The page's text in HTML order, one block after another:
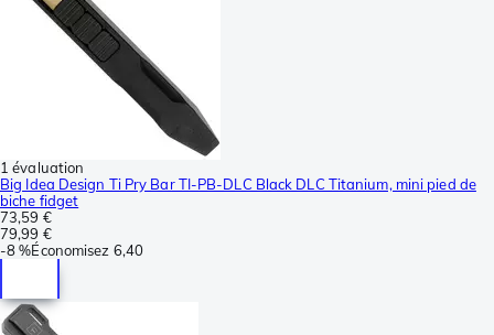
1 évaluation
Big Idea Design Ti Pry Bar TI-PB-DLC Black DLC Titanium, mini pied de
biche fidget
73,59 €
79,99 €
-8 %Économisez 6,40